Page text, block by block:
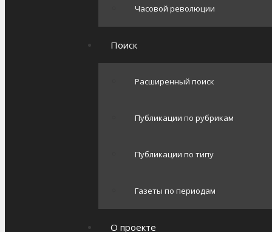
Часовой революции
Поиск
Расширенный поиск
Публикации по рубрикам
Публикации по типу
Газеты по периодам
О проекте